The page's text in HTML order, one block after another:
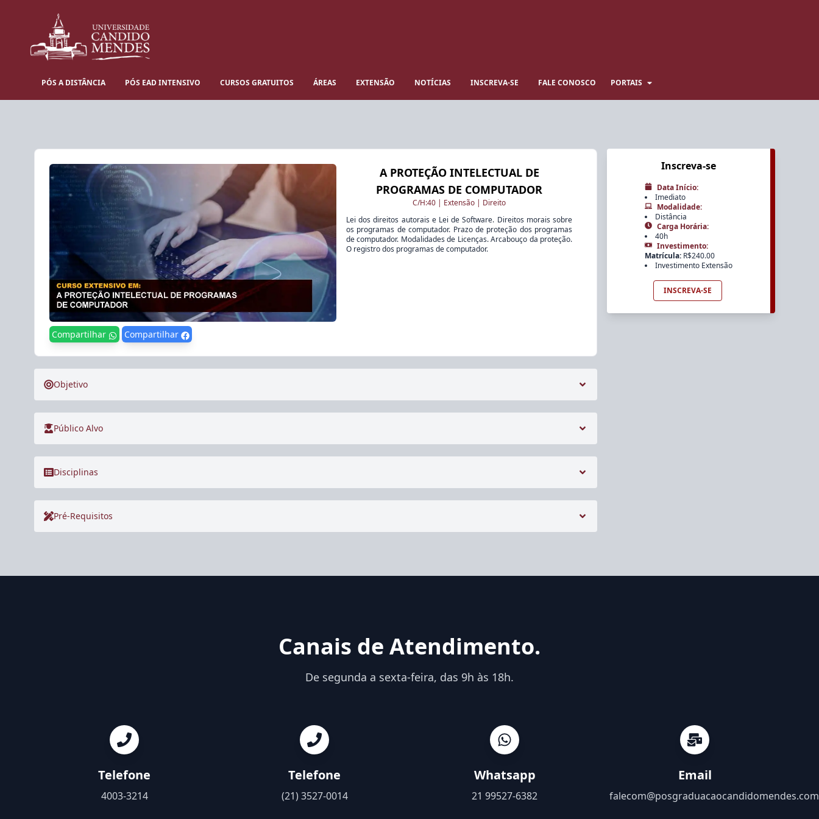
PÓS A DISTÂNCIA PÓS EAD INTENSIVO CURSOS GRATUITOS ÁREAS EXTENSÃO NOTÍCIAS INSCREVA-SE FALE CONOSCO PORTAIS
Compartilhar Compartilhar
A PROTEÇÃO INTELECTUAL DE
PROGRAMAS DE COMPUTADOR
C/H:40 | Extensão | Direito
Lei dos direitos autorais e Lei de Software. Direitos morais sobre
os programas de computador. Prazo de proteção dos programas
de computador. Modalidades de Licenças. Arcabouço da proteção.
O registro dos programas de computador.
Objetivo
Público Alvo
Disciplinas
Pré-Requisitos
Inscreva-se
Data Início:
Imediato
Modalidade:
Distância
Carga Horária:
40h
Investimento:
Matrícula: R$240.00
Investimento Extensão
INSCREVA-SE
Canais de Atendimento.
De segunda a sexta-feira, das 9h às 18h.
Telefone
4003-3214
Telefone
(21) 3527-0014
Whatsapp
21 99527-6382
Email